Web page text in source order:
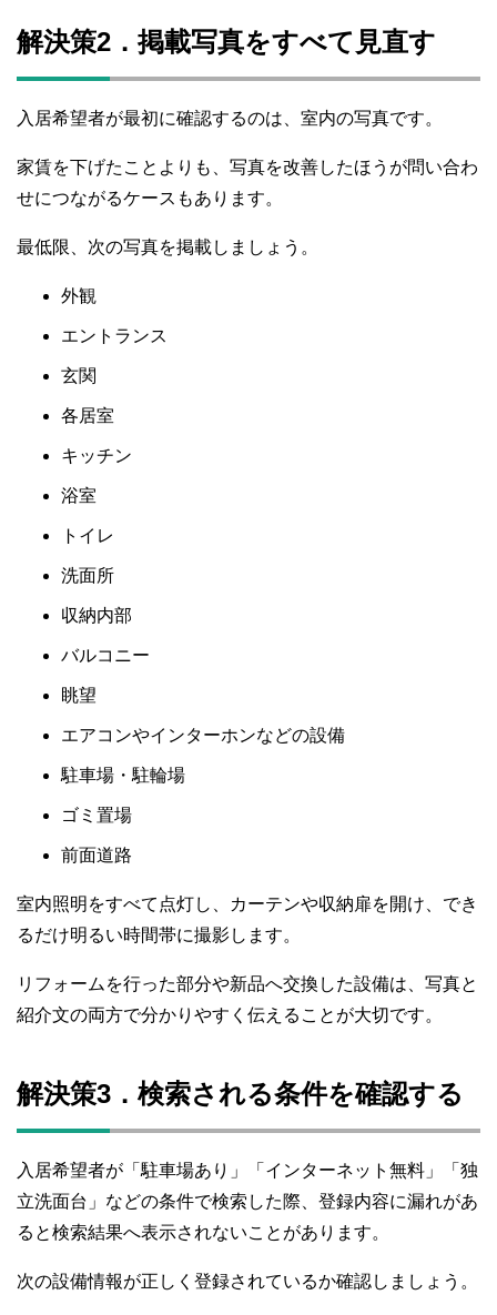
解決策2．掲載写真をすべて見直す
入居希望者が最初に確認するのは、室内の写真です。
家賃を下げたことよりも、写真を改善したほうが問い合わ
せにつながるケースもあります。
最低限、次の写真を掲載しましょう。
外観
エントランス
玄関
各居室
キッチン
浴室
トイレ
洗面所
収納内部
バルコニー
眺望
エアコンやインターホンなどの設備
駐車場・駐輪場
ゴミ置場
前面道路
室内照明をすべて点灯し、カーテンや収納扉を開け、でき
るだけ明るい時間帯に撮影します。
リフォームを行った部分や新品へ交換した設備は、写真と
紹介文の両方で分かりやすく伝えることが大切です。
解決策3．検索される条件を確認する
入居希望者が「駐車場あり」「インターネット無料」「独
立洗面台」などの条件で検索した際、登録内容に漏れがあ
ると検索結果へ表示されないことがあります。
次の設備情報が正しく登録されているか確認しましょう。